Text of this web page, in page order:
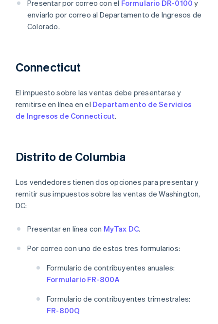
Presentar por correo con el Formulario DR-0100 y
enviarlo por correo al Departamento de Ingresos de
Colorado.
Connecticut
El impuesto sobre las ventas debe presentarse y
remitirse en línea en el Departamento de Servicios
de Ingresos de Connecticut.
Distrito de Columbia
Los vendedores tienen dos opciones para presentar y
remitir sus impuestos sobre las ventas de Washington,
DC:
Presentar en línea con MyTax DC.
Por correo con uno de estos tres formularios:
Formulario de contribuyentes anuales:
Formulario FR-800A
Formulario de contribuyentes trimestrales:
FR-800Q